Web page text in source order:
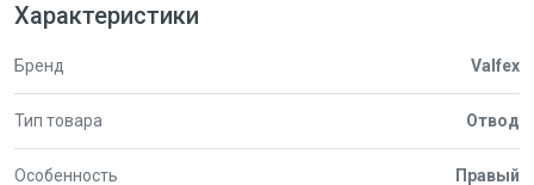
Характеристики
Бренд Valfex
Тип товара Отвод
Особенность Правый